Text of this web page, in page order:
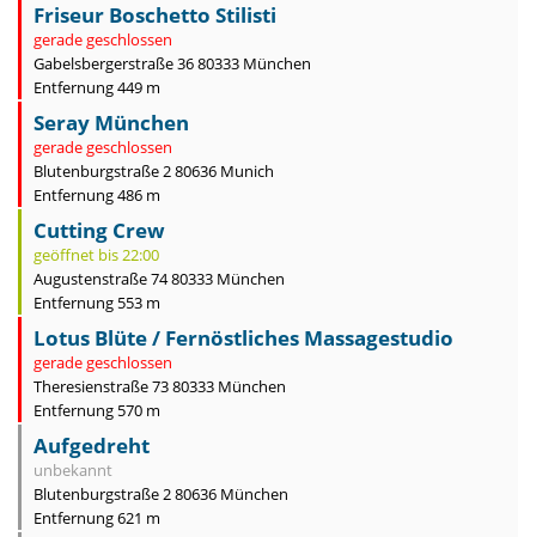
Friseur Boschetto Stilisti
gerade geschlossen
Gabelsbergerstraße 36 80333 München
Entfernung 449 m
Seray München
gerade geschlossen
Blutenburgstraße 2 80636 Munich
Entfernung 486 m
Cutting Crew
geöffnet bis 22:00
Augustenstraße 74 80333 München
Entfernung 553 m
Lotus Blüte / Fernöstliches Massagestudio
gerade geschlossen
Theresienstraße 73 80333 München
Entfernung 570 m
Aufgedreht
unbekannt
Blutenburgstraße 2 80636 München
Entfernung 621 m